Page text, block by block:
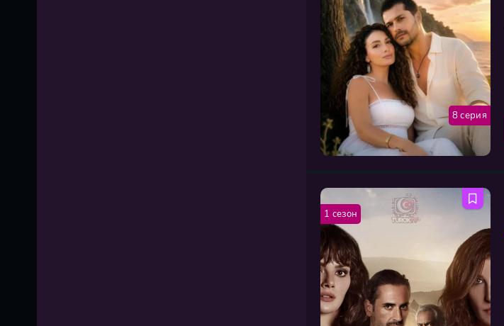
8 серия
1 сезон